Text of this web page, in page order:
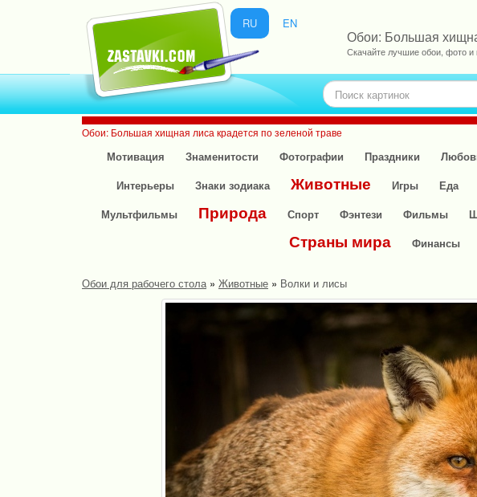
RU EN
Обои: Большая
Скачайте лучшие обои, фото и
Обои: Большая хищная лиса крадется по зеленой траве
Мотивация
Знаменитости Фотографии Праздники
Интерьеры
Знаки зодиака Животные Игры Еда
Мультфильмы
Природа Спорт Фэнтези Фильмы
Страны мира Финансы
Обои для рабочего стола» Животные » Волки и лисы